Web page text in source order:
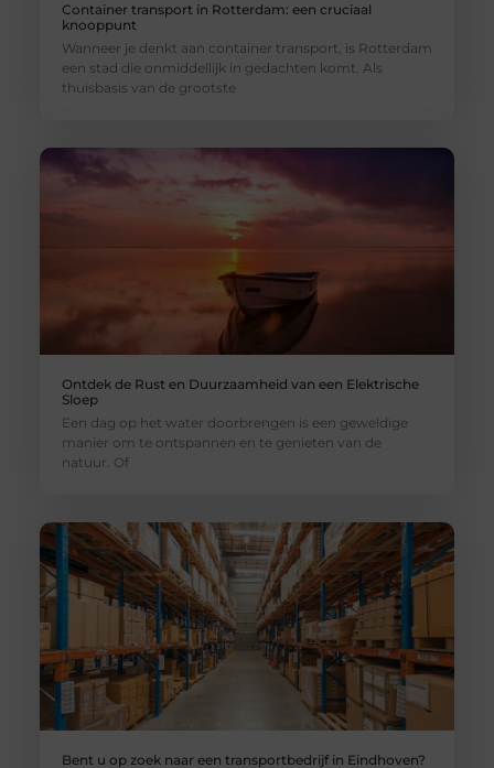
Container transport in Rotterdam: een cruciaal
knooppunt
Wanneer je denkt aan container transport, is Rotterdam
een stad die onmiddellijk in gedachten komt. Als
thuisbasis van de grootste
Ontdek de Rust en Duurzaamheid van een Elektrische
Sloep
Een dag op het water doorbrengen is een geweldige
manier om te ontspannen en te genieten van de
natuur. Of
Bent u op zoek naar een transportbedrijf in Eindhoven?